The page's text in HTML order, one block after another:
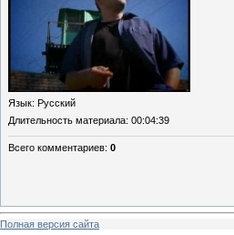
Язык: Русский
Длительность материала: 00:04:39
Всего комментариев: 0
Полная версия сайта